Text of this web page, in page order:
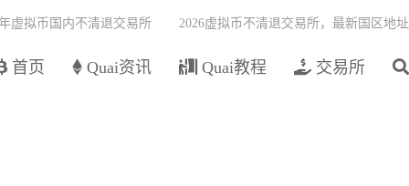
首页 Quai资讯 Quai教程 交易所
虚拟币国内不清退交易所 2026虚拟币不清退交易所，最新国区地址